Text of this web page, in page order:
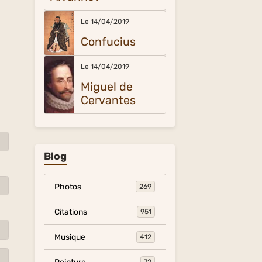
Le 14/04/2019
Confucius
Le 14/04/2019
Miguel de
Cervantes
Blog
Photos 269
Citations 951
Musique 412